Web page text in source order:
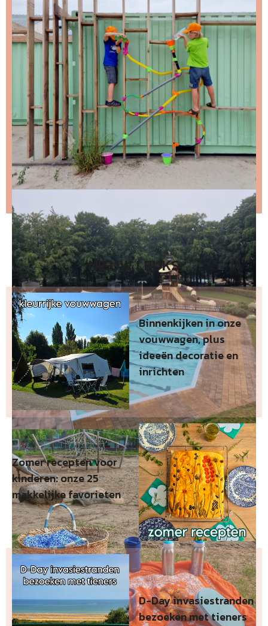
Schrijf je in voor de nieuwsbrief, dan stuur ik je
ongeveer twee keer per maand een leuke mail.
Stap 1 – vul je emailadres in en klik op de knop:
Stap 2 – open de email en bevestig je inschrijving
(niks ontvangen, bekijk dan je spam folder).
Wil je niet wachten op de volgende nieuwsbrief?
Lees
dan hier de nieuwste nieuwsbrief
NIEUW LEUKS
Binnenkijken in onze
vouwwagen, plus
ideeën decoratie en
inrichten
Zomer recepten voor
kinderen: onze 25
makkelijke favorieten
D-Day invasiestranden
bezoeken met tieners